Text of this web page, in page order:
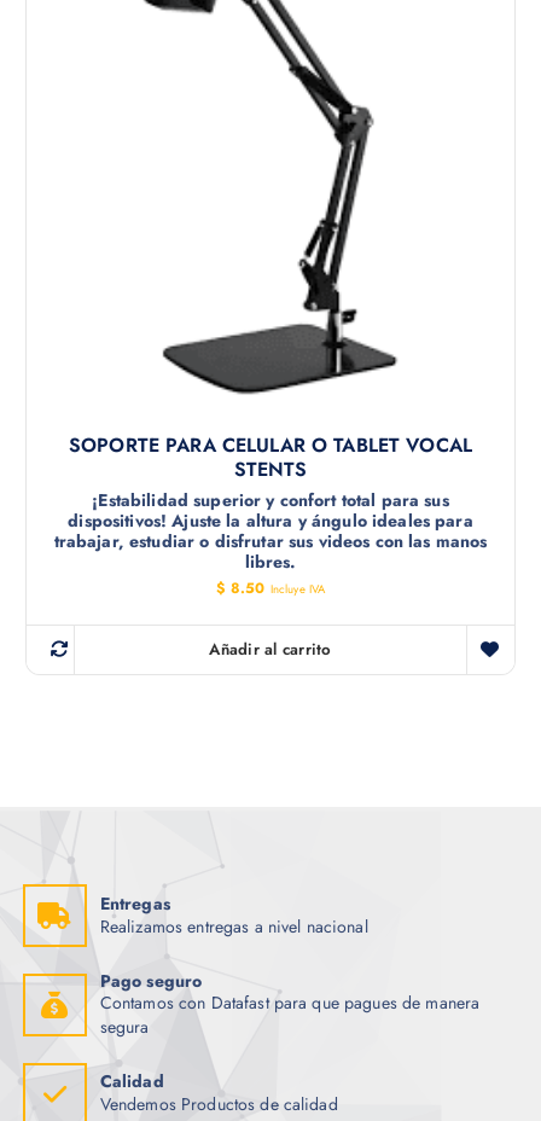
SOPORTE PARA CELULAR O TABLET VOCAL
STENTS
¡Estabilidad superior y confort total para sus
dispositivos! Ajuste la altura y ángulo ideales para
trabajar, estudiar o disfrutar sus videos con las manos
libres.
$ 8.50 Incluye IVA
Añadir al carrito
Entregas
Realizamos entregas a nivel nacional
Pago seguro
Contamos con Datafast para que pagues de manera
segura
Calidad
Vendemos Productos de calidad